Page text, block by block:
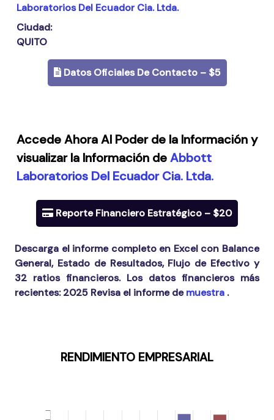
Laboratorios Del Ecuador Cia. Ltda.
Ciudad:
QUITO
Datos Oficiales De Contacto – $5
Accede Ahora Al Poder de la Información y
visualizar la Información deAbbott
Laboratorios Del Ecuador Cia. Ltda.
Reporte Financiero Estratégico – $20
Descarga el informe completo en Excel con Balance
General, Estado de Resultados, Flujo de Efectivo y
32 ratios financieros. Los datos financieros más
recientes:2025 Revisa el informe demuestra .
RENDIMIENTO EMPRESARIAL